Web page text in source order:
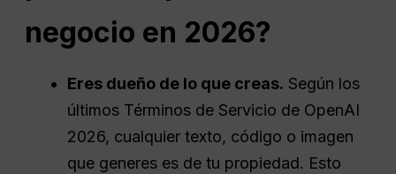
negocio en 2026?
Eres dueño de lo que creas. Según los
últimos Términos de Servicio de OpenAI
2026, cualquier texto, código o imagen
que generes es de tu propiedad. Esto